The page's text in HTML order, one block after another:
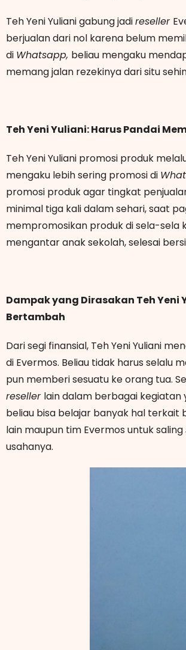
Teh Yeni Yuliani gabung jadireseller
berjualan dari nol karena belum
di Whatsapp, beliau mengaku
memang jalan rezekinya dari situ
Teh Yeni Yuliani: Harus Pandai
Teh Yeni Yuliani promosi produk
mengaku lebih sering promosi di
promosi produk agar tingkat
minimal tiga kali dalam sehari, saat
mempromosikan produk di sela-sela
mengantar anak sekolah, selesai
Dampak yang Dirasakan Teh Yeni
Bertambah
Dari segi finansial, Teh Yeni Yuliani
di Evermos. Beliau tidak harus selalu
pun memberi sesuatu ke orang tua.
reseller lain dalam berbagai kegiatan
beliau bisa belajar banyak hal terkait
lain maupun tim Evermos untuk saling
usahanya.